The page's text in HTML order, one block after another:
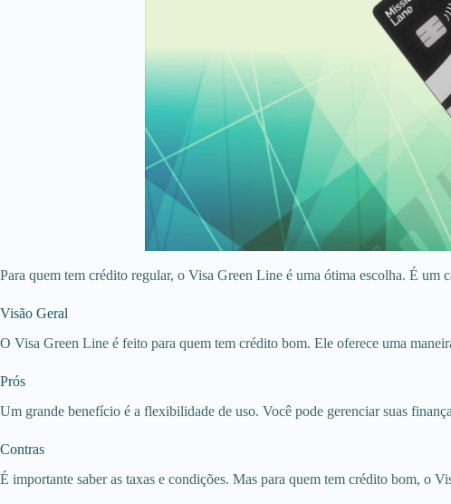
Para quem tem crédito regular, o Visa Green Line é uma ótima escolha. É
Visão Geral
O Visa Green Line é feito para quem tem crédito bom. Ele oferece uma
Prós
Um grande benefício é a flexibilidade de uso. Você pode gerenciar suas
Contras
É importante saber as taxas e condições. Mas para quem tem crédito bom, o